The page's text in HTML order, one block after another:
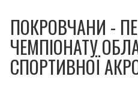
ПОКРОВЧАНИ -
ЧЕМПІОНАТУ
СПОРТИВНОЇ